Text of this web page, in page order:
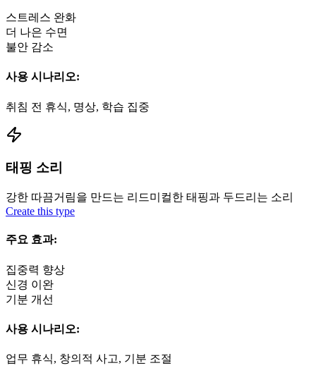
스트레스 완화
더 나은 수면
불안 감소
사용 시나리오:
취침 전 휴식, 명상, 학습 집중
태핑 소리
강한 따끔거림을 만드는 리드미컬한 태핑과 두드리는 소리
Create this type
주요 효과:
집중력 향상
신경 이완
기분 개선
사용 시나리오:
업무 휴식, 창의적 사고, 기분 조절